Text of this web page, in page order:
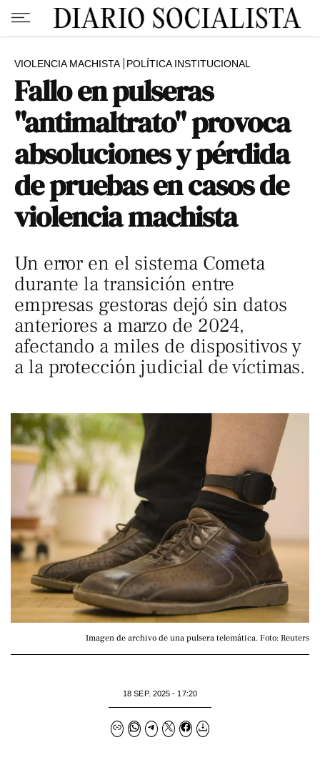
VIOLENCIA MACHISTA POLÍTICA INSTITUCIONAL
Fallo en pulseras
"antimaltrato" provoca
absoluciones y pérdida
de pruebas en casos de
violencia machista
Un error en el sistema Cometa
durante la transición entre
empresas gestoras dejó sin datos
anteriores a marzo de 2024,
afectando a miles de dispositivos y
a la protección judicial de víctimas.
Imagen de archivo de una pulsera telemática. Foto: Reuters
18 SEP. 2025 - 17:20